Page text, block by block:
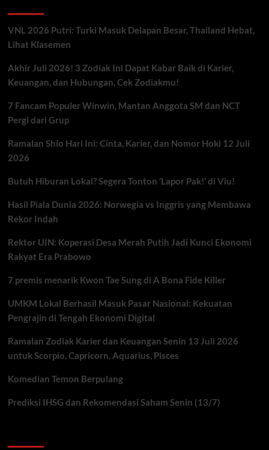
VNL 2026 Putri: Turki Masuk Delapan Besar, Thailand Hebat,
Lihat Klasemen
Akhir Juli 2026! 3 Zodiak Ini Dapat Kabar Baik di Karier,
Keuangan, dan Hubungan, Cek Zodiakmu!
7 Fancam Populer Winwin, Mantan Anggota SM dan NCT
Pergi dari Grup
Ramalan Shio Hari Ini: Cinta, Karier, dan Nomor Hoki 12 Juli
2026
Butuh Hiburan Lokal? Segera Tonton ‘Lapor Pak!’ di Viu!
Hasil Piala Dunia 2026: Norwegia vs Inggris yang Membawa
Rekor Indah
Rektor UIN: Koperasi Desa Merah Putih Jadi Kunci Ekonomi
Rakyat Era Prabowo
7 premis menarik Kwon Tae Sung di A Bona Fide Killer
UMKM Lokal Berhasil Masuk Pasar Nasional: Kekuatan
Pengrajin di Tengah Ekonomi Digital
Ramalan Zodiak Karier dan Keuangan Senin 13 Juli 2026
untuk Scorpio, Capricorn, Aquarius, Pisces
Komedian Temon Berpulang
Prediksi IHSG dan Rekomendasi Saham Senin (13/7)